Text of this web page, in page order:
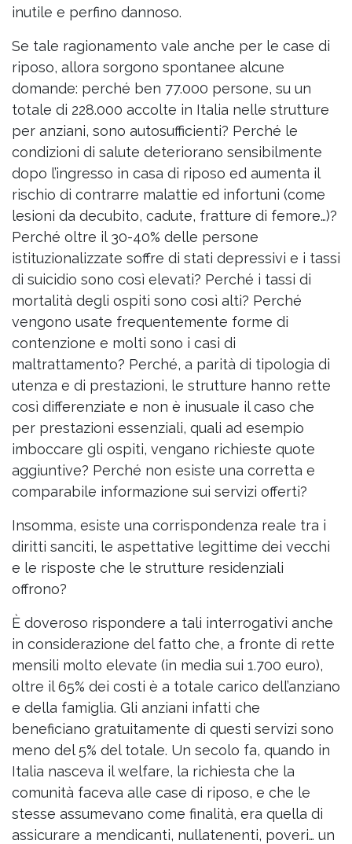
inutile e perfino dannoso.
Se tale ragionamento vale anche per le case di
riposo, allora sorgono spontanee alcune
domande: perché ben 77.000 persone, su un
totale di 228.000 accolte in Italia nelle strutture
per anziani, sono autosufficienti? Perché le
condizioni di salute deteriorano sensibilmente
dopo l’ingresso in casa di riposo ed aumenta il
rischio di contrarre malattie ed infortuni (come
lesioni da decubito, cadute, fratture di femore…)?
Perché oltre il 30-40% delle persone
istituzionalizzate soffre di stati depressivi e i tassi
di suicidio sono così elevati? Perché i tassi di
mortalità degli ospiti sono così alti? Perché
vengono usate frequentemente forme di
contenzione e molti sono i casi di
maltrattamento? Perché, a parità di tipologia di
utenza e di prestazioni, le strutture hanno rette
così differenziate e non è inusuale il caso che
per prestazioni essenziali, quali ad esempio
imboccare gli ospiti, vengano richieste quote
aggiuntive? Perché non esiste una corretta e
comparabile informazione sui servizi offerti?
Insomma, esiste una corrispondenza reale tra i
diritti sanciti, le aspettative legittime dei vecchi
e le risposte che le strutture residenziali
offrono?
È doveroso rispondere a tali interrogativi anche
in considerazione del fatto che, a fronte di rette
mensili molto elevate (in media sui 1.700 euro),
oltre il 65% dei costi è a totale carico dell’anziano
e della famiglia. Gli anziani infatti che
beneficiano gratuitamente di questi servizi sono
meno del 5% del totale. Un secolo fa, quando in
Italia nasceva il welfare, la richiesta che la
comunità faceva alle case di riposo, e che le
stesse assumevano come finalità, era quella di
assicurare a mendicanti, nullatenenti, poveri… un